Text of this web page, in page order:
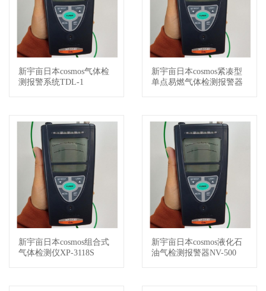
查看详情
新宇亩日本cosmos气体检
测报警系统TDL-1
查看详情
新宇亩日本cosmos紧凑型
单点易燃气体检测报警器
查看详情
新宇亩日本cosmos组合式
气体检测仪XP-3118S
查看详情
新宇亩日本cosmos液化石
油气检测报警器NV-500